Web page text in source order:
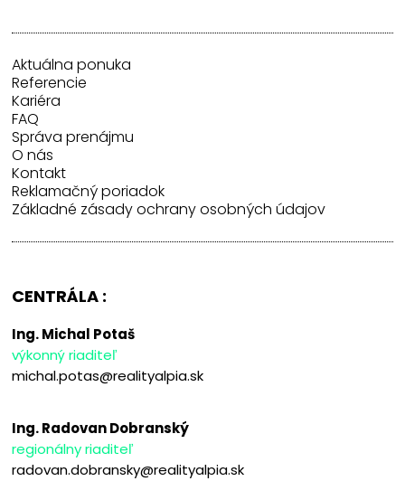
Aktuálna ponuka
Referencie
Kariéra
FAQ
Správa prenájmu
O nás
Kontakt
Reklamačný poriadok
Základné zásady ochrany osobných údajov
CENTRÁLA :
Ing. Michal Potaš
výkonný riaditeľ
michal.potas@realityalpia.sk
Ing. Radovan Dobranský
regionálny riaditeľ
radovan.dobransky@realityalpia.sk